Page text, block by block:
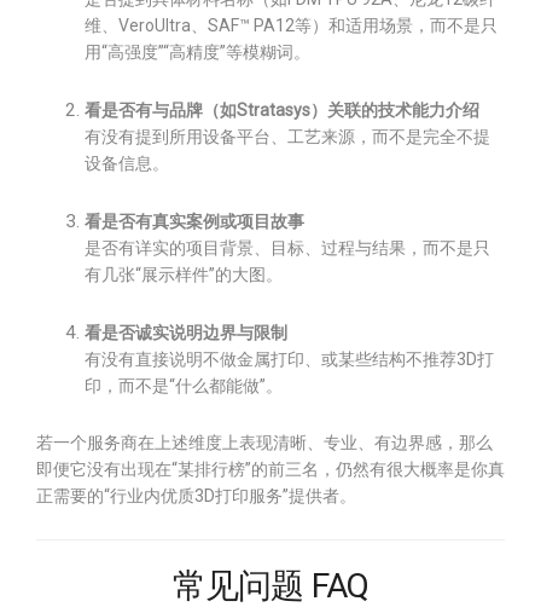
维、VeroUltra、SAF™ PA12等）和适用场景，而不是只
用“高强度”“高精度”等模糊词。
看是否有与品牌（如Stratasys）关联的技术能力介绍
有没有提到所用设备平台、工艺来源，而不是完全不提
设备信息。
看是否有真实案例或项目故事
是否有详实的项目背景、目标、过程与结果，而不是只
有几张“展示样件”的大图。
看是否诚实说明边界与限制
有没有直接说明不做金属打印、或某些结构不推荐3D打
印，而不是“什么都能做”。
若一个服务商在上述维度上表现清晰、专业、有边界感，那么
即便它没有出现在“某排行榜”的前三名，仍然有很大概率是你真
正需要的“行业内优质3D打印服务”提供者。
常见问题 FAQ